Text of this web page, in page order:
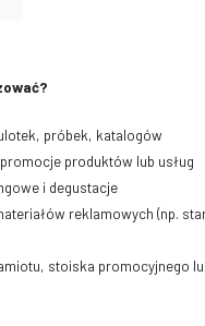
próbek, katalogów
produktów lub usług
i degustacje
łów reklamowych (np.
stoiska promocyjnego